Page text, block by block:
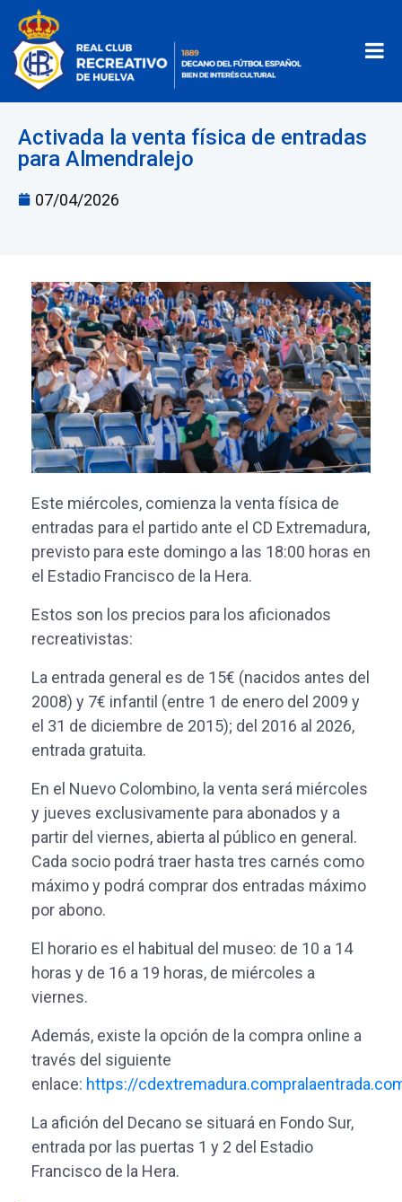
Activada la venta física de entradas
para Almendralejo
07/04/2026
Este miércoles, comienza la venta física de
entradas para el partido ante el CD Extremadura,
previsto para este domingo a las 18:00 horas en
el Estadio Francisco de la Hera.
Estos son los precios para los aficionados
recreativistas:
La entrada general es de 15€ (nacidos antes del
2008) y 7€ infantil (entre 1 de enero del 2009 y
el 31 de diciembre de 2015); del 2016 al 2026,
entrada gratuita.
En el Nuevo Colombino, la venta será miércoles
y jueves exclusivamente para abonados y a
partir del viernes, abierta al público en general.
Cada socio podrá traer hasta tres carnés como
máximo y podrá comprar dos entradas máximo
por abono.
El horario es el habitual del museo: de 10 a 14
horas y de 16 a 19 horas, de miércoles a
viernes.
Además, existe la opción de la compra online a
través del siguiente
enlace: https://
La afición del Decano se situará en Fondo Sur,
entrada por las puertas 1 y 2 del Estadio
Francisco de la Hera.